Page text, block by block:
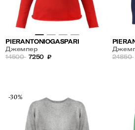
PIERANTONIOGASPARI
Джемпер
14500 7250 ₽ 24850
-30%